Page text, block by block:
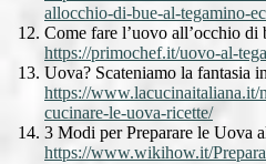
allocchio-di-bue-al-tegamino-
Come fare l’uovo all’occhio di
https://primochef.it/uovo-al-
Uova? Scateniamo la fantasia
https://www.lacucinaitaliana.it/
cucinare-le-uova-ricette/
3 Modi per Preparare le Uova
https://www.wikihow.it/